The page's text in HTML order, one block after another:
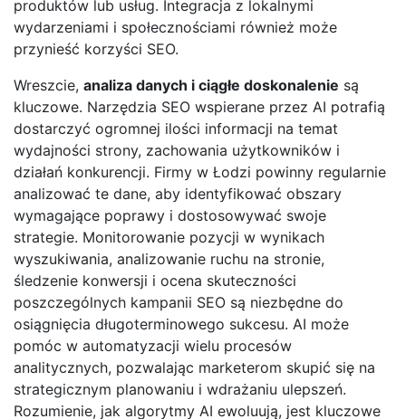
produktów lub usług. Integracja z lokalnymi
wydarzeniami i społecznościami również może
przynieść korzyści SEO.
Wreszcie, analiza danych i ciągłe doskonalenie są
kluczowe. Narzędzia SEO wspierane przez AI potrafią
dostarczyć ogromnej ilości informacji na temat
wydajności strony, zachowania użytkowników i
działań konkurencji. Firmy w Łodzi powinny regularnie
analizować te dane, aby identyfikować obszary
wymagające poprawy i dostosowywać swoje
strategie. Monitorowanie pozycji w wynikach
wyszukiwania, analizowanie ruchu na stronie,
śledzenie konwersji i ocena skuteczności
poszczególnych kampanii SEO są niezbędne do
osiągnięcia długoterminowego sukcesu. AI może
pomóc w automatyzacji wielu procesów
analitycznych, pozwalając marketerom skupić się na
strategicznym planowaniu i wdrażaniu ulepszeń.
Rozumienie, jak algorytmy AI ewoluują, jest kluczowe